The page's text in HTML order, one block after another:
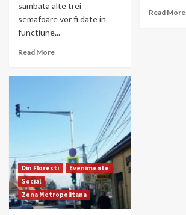
sambata alte trei
semafoare vor fi date in
functiune...
Read More
Read More
Din Floresti
Evenimente
Social
Zona Metropolitana